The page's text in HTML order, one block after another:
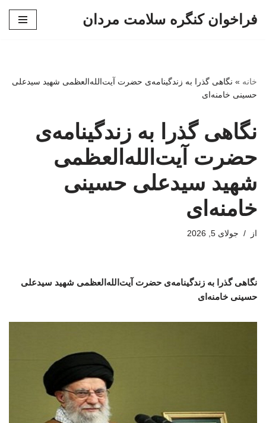
فراخوان کنگره سلامت مردان
خانه » نگاهی گذرا به زندگینامه‌ی حضرت آیت‌الله‌العظمی شهید سیدعلی
حسینی خامنه‌ای
نگاهی گذرا به زندگینامه‌ی
حضرت آیت‌الله‌العظمی
شهید سیدعلی حسینی
خامنه‌ای
از جولای 5, 2026
نگاهی گذرا به زندگینامه‌ی حضرت آیت‌الله‌العظمی شهید سیدعلی
حسینی خامنه‌ای